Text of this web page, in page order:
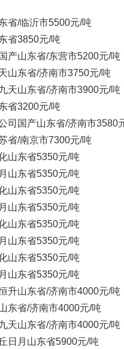
省/临沂市5500元/吨
省3850元/吨
国产山东省/东营市5200元/吨
山东省/济南市3750元/吨
天山东省/济南市3900元/吨
省3200元/吨
司 国产山东省/济南市3580
省/南京市7300元/吨
山东省5350元/吨
山东省5350元/吨
山东省5350元/吨
山东省5350元/吨
山东省5350元/吨
山东省5350元/吨
山东省5350元/吨
山东省5350元/吨
升山东省/济南市4000元/吨
东省/济南市4000元/吨
天山东省/济南市4000元/吨
日月 山东省5900元/吨